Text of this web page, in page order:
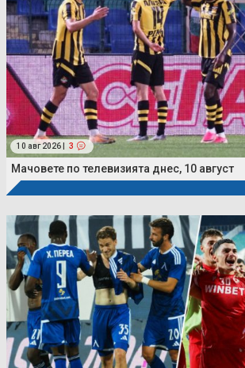
10 авг 2026 | 3
Мачовете по телевизията днес, 10 август